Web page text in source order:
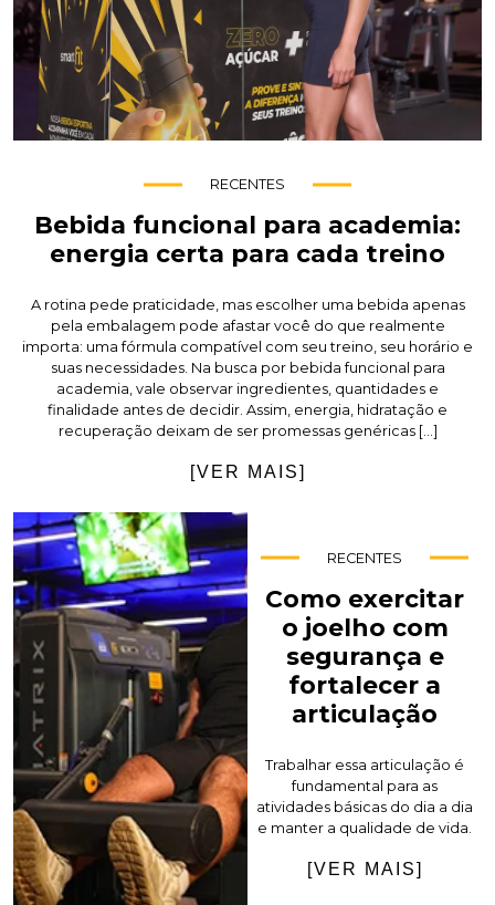
RECENTES
Bebida funcional para academia:
energia certa para cada treino
A rotina pede praticidade, mas escolher uma bebida apenas
pela embalagem pode afastar você do que realmente
importa: uma fórmula compatível com seu treino, seu horário e
suas necessidades. Na busca por bebida funcional para
academia, vale observar ingredientes, quantidades e
finalidade antes de decidir. Assim, energia, hidratação e
recuperação deixam de ser promessas genéricas […]
[VER MAIS]
RECENTES
Como exercitar
o joelho com
segurança e
fortalecer a
articulação
Trabalhar essa articulação é
fundamental para as
atividades básicas do dia a dia
e manter a qualidade de vida.
[VER MAIS]